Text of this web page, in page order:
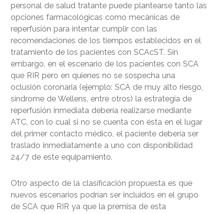
personal de salud tratante puede plantearse tanto las
opciones farmacológicas como mecánicas de
reperfusión para intentar cumplir con las
recomendaciones de los tiempos establecidos en el
tratamiento de los pacientes con SCAcST. Sin
embargo, en el escenario de los pacientes con SCA
que RIR pero en quienes no se sospecha una
oclusión coronaria (ejemplo: SCA de muy alto riesgo,
síndrome de Wellens, entre otros) la estrategia de
reperfusión inmediata debería realizarse mediante
ATC, con lo cual si no se cuenta con ésta en el lugar
del primer contacto médico, el paciente debería ser
traslado inmediatamente a uno con disponibilidad
24/7 de este equipamiento.
Otro aspecto de la clasificación propuesta es que
nuevos escenarios podrían ser incluidos en el grupo
de SCA que RIR ya que la premisa de esta